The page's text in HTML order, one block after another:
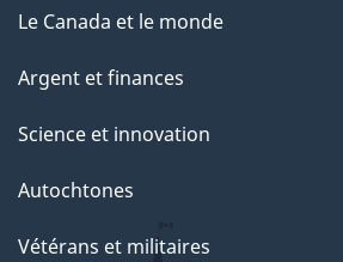
Le Canada et le monde
Argent et finances
Science et innovation
Autochtones
Vétérans et militaires